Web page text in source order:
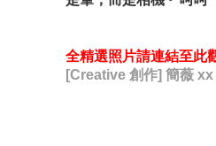
全精選照片請連結至此
[Creative 創作] 簡薇